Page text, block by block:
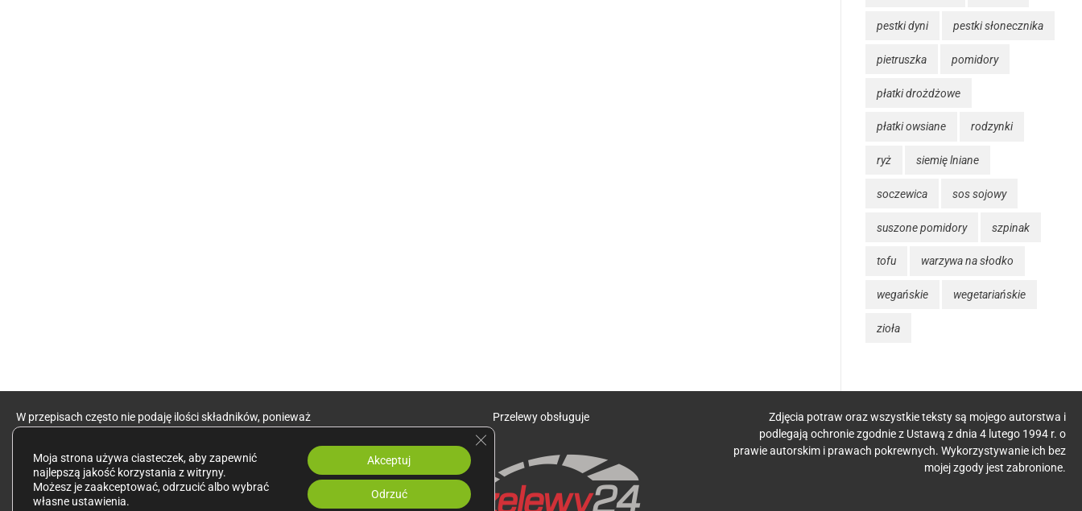
pestki dyni pestki słonecznika
pietruszka pomidory
płatki drożdżowe
płatki owsiane rodzynki
ryż siemię lniane
soczewica sos sojowy
suszone pomidory szpinak
tofu warzywa na słodko
wegańskie wegetariańskie
zioła
W przepisach często nie podaję ilości składników, ponieważ
Zalecenia dotyczące zdrowego odżywiania kieruję do zdrowych
osób dorosłych o przeciętnej aktywności fizycznej.
Przelewy obsługuje
Zdjęcia potraw oraz wszystkie teksty są mojego autorstwa i
podlegają ochronie zgodnie z Ustawą z dnia 4 lutego 1994 r. o
prawie autorskim i prawach pokrewnych. Wykorzystywanie ich bez
mojej zgody jest zabronione.
Moja strona używa ciasteczek, aby zapewnić
najlepszą jakość korzystania z witryny.
Możesz je zaakceptować, odrzucić albo wybrać
własne ustawienia.
Akceptuj
Odrzuć
Zamknij panel powiadomień o ciasteczkach RODO